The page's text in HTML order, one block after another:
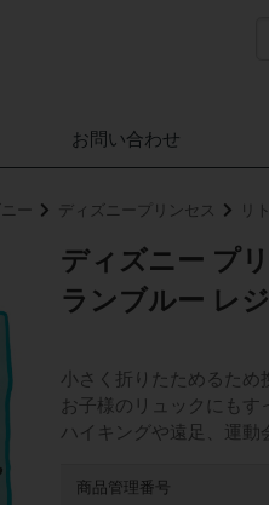
お問い合わせ
ー ディズニープリンセス リ
ディズニー プ
ランブルー レ
小さく折りたためるため
お子様のリュックにもす
ハイキングや遠足、運動
商品管理番号